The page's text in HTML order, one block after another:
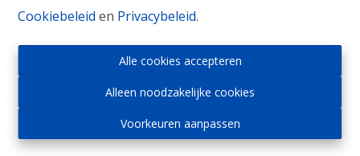
Cookiebeleid en Privacybeleid.
Alle cookies accepteren
Alleen noodzakelijke cookies
Voorkeuren aanpassen
Immo Roosens bv
Winderickxplein 9
1652 Alsemberg